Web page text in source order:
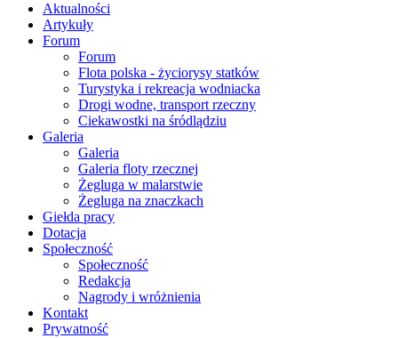
Aktualności
Artykuły
Forum
Forum
Flota polska - życiorysy statków
Turystyka i rekreacja wodniacka
Drogi wodne, transport rzeczny
Ciekawostki na śródlądziu
Galeria
Galeria
Galeria floty rzecznej
Żegluga w malarstwie
Żegluga na znaczkach
Giełda pracy
Dotacja
Społeczność
Społeczność
Redakcja
Nagrody i wróżnienia
Kontakt
Prywatność